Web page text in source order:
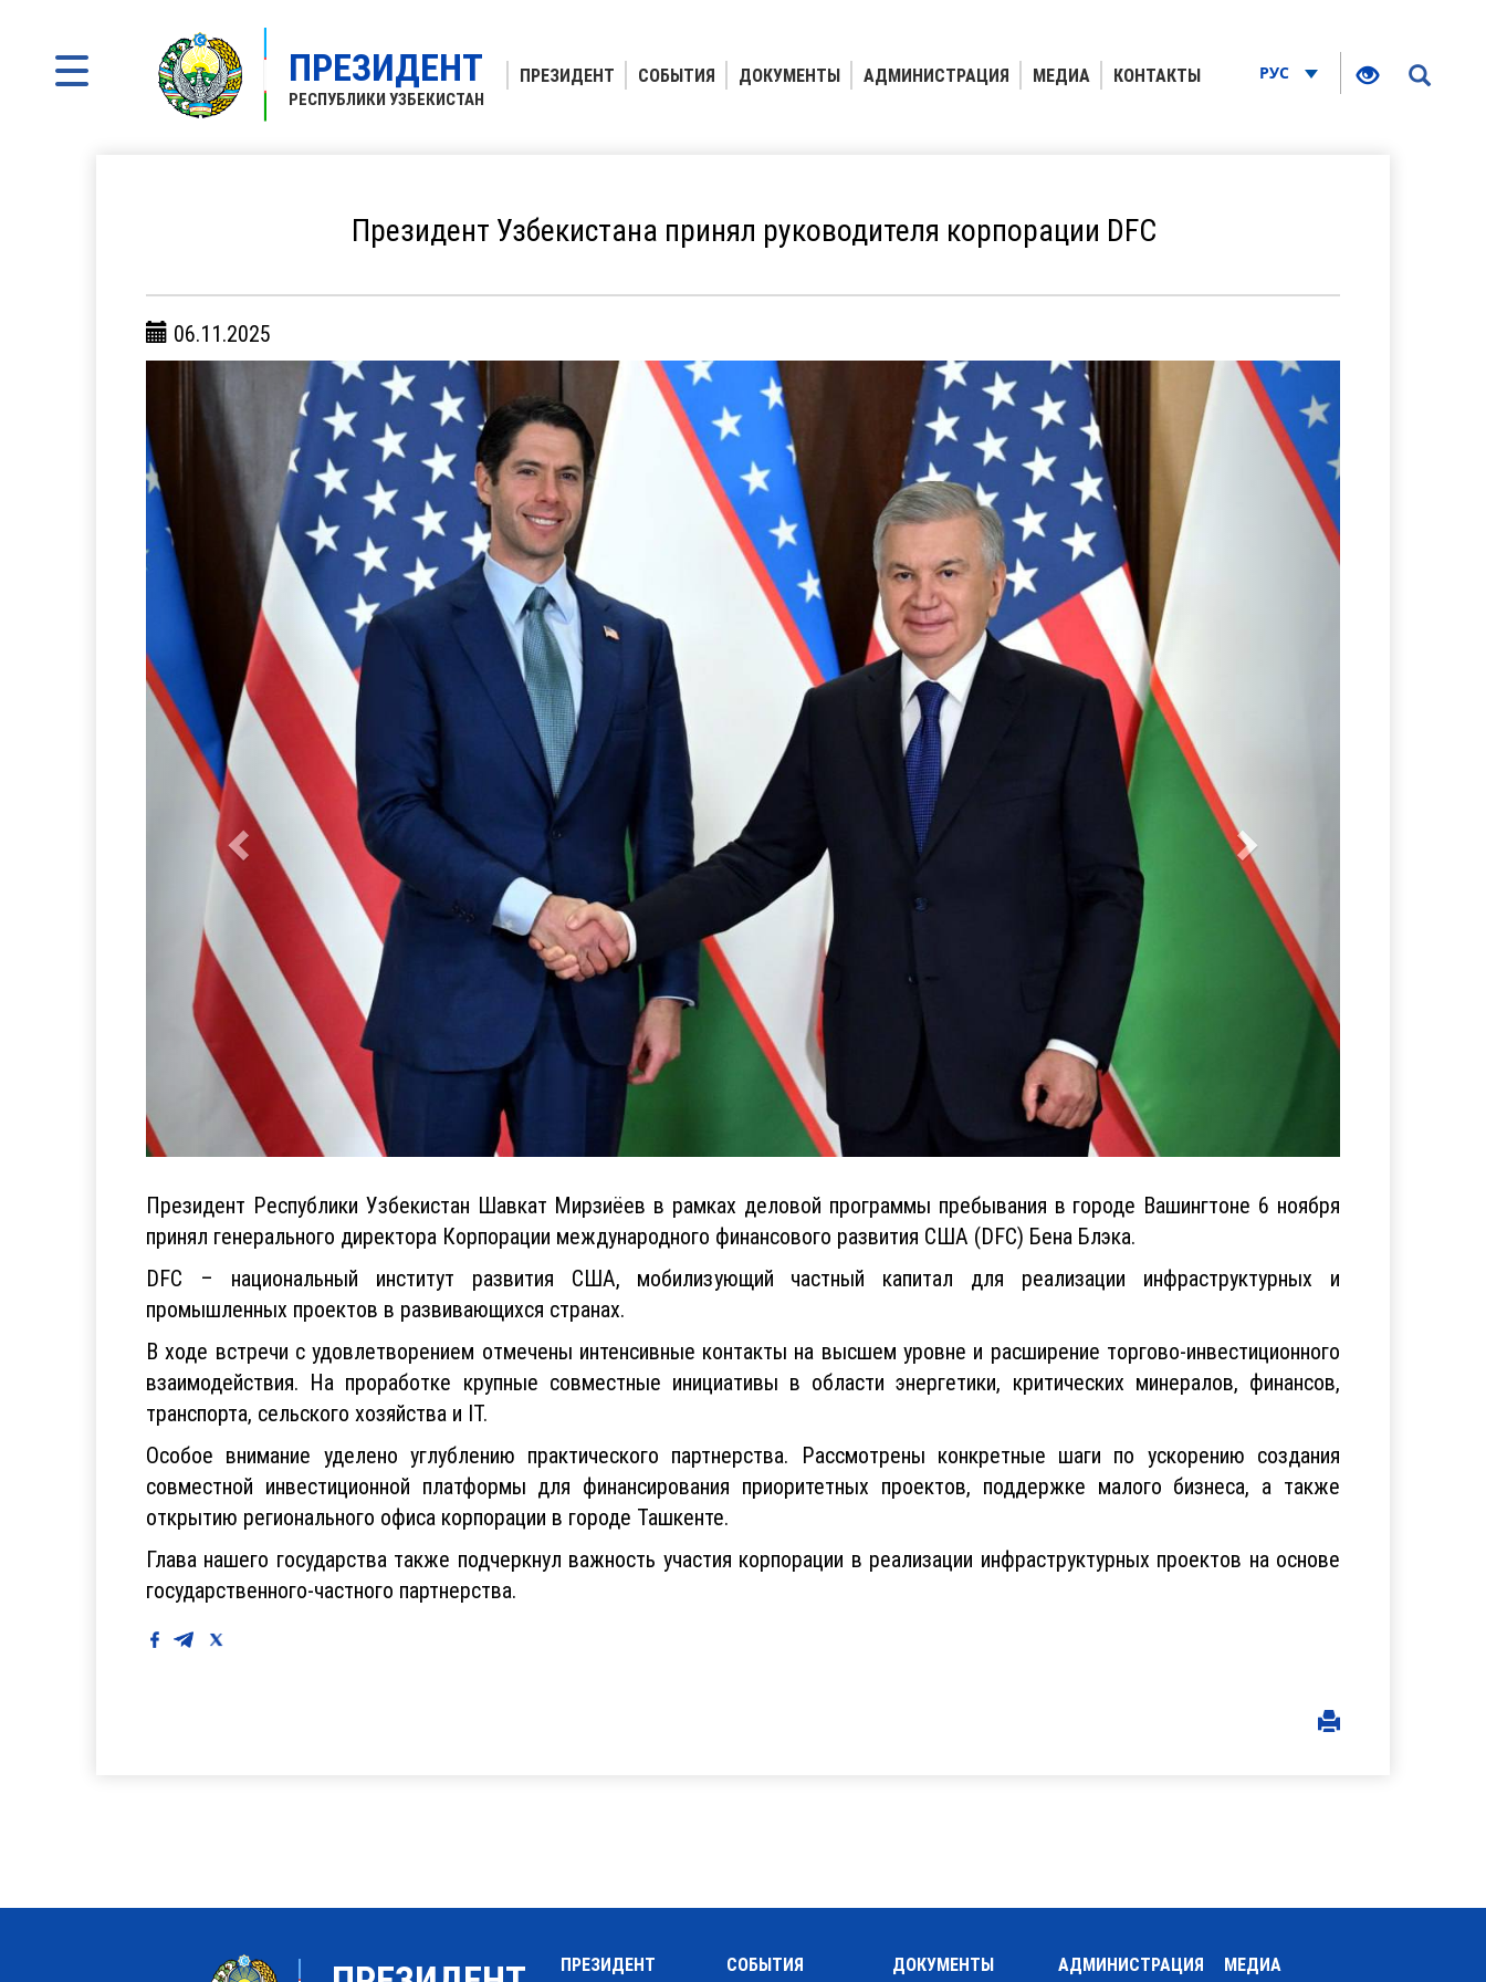
ПРЕЗИДЕНТ
РЕСПУБЛИКИ УЗБЕКИСТАН
ПРЕЗИДЕНТ СОБЫТИЯ ДОКУМЕНТЫ АДМИНИСТРАЦИЯ МЕДИА КОНТАКТЫ РУС
Президент Узбекистана принял руководителя корпорации DFC
06.11.2025
Президент Республики Узбекистан Шавкат Мирзиёев в рамках деловой программы пребывания в городе Вашингтоне 6 ноября
принял генерального директора Корпорации международного финансового развития США (DFC) Бена Блэка.
DFC – национальный институт развития США, мобилизующий частный капитал для реализации инфраструктурных и
промышленных проектов в развивающихся странах.
В ходе встречи с удовлетворением отмечены интенсивные контакты на высшем уровне и расширение торгово-инвестиционного
взаимодействия. На проработке крупные совместные инициативы в области энергетики, критических минералов, финансов,
транспорта, сельского хозяйства и IT.
Особое внимание уделено углублению практического партнерства. Рассмотрены конкретные шаги по ускорению создания
совместной инвестиционной платформы для финансирования приоритетных проектов, поддержке малого бизнеса, а также
открытию регионального офиса корпорации в городе Ташкенте.
Глава нашего государства также подчеркнул важность участия корпорации в реализации инфраструктурных проектов на основе
государственного-частного партнерства.
ПРЕЗИДЕНТ СОБЫТИЯ ДОКУМЕНТЫ АДМИНИСТРАЦИЯ МЕДИА